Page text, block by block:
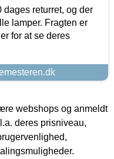
dages returret, og der
lamper. Fragten er
for at se deres
webshops og anmeldt
deres prisniveau,